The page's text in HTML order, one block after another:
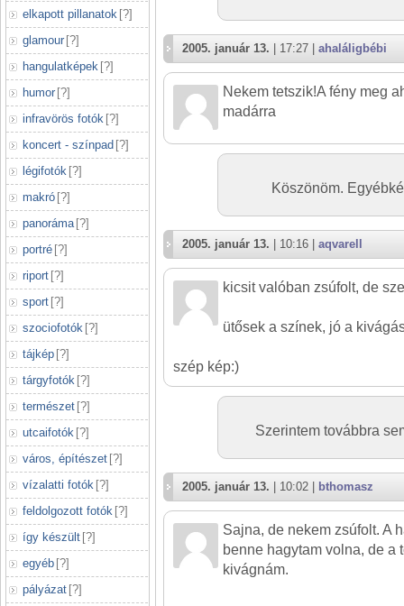
elkapott pillanatok [?]
glamour [?]
hangulatképek [?]
humor [?]
infravörös fotók [?]
koncert - színpad [?]
légifotók [?]
makró [?]
panoráma [?]
portré [?]
riport [?]
sport [?]
szociofotók [?]
tájkép [?]
tárgyfotók [?]
természet [?]
utcaifotók [?]
város, építészet [?]
vízalatti fotók [?]
feldolgozott fotók [?]
így készült [?]
egyéb [?]
pályázat [?]
2005. január 13. | 17:27 | ahaláligbébi
Nekem tetszik!A fény meg
madárra
Köszönöm.
2005. január 13. | 10:16 | aqvarell
kicsit valóban zsúfolt, de
ütősek a színek, jó a
szép kép:)
Szerintem továbbra
2005. január 13. | 10:02 | bthomasz
Sajna, de nekem zsúfolt. A
benne hagytam volna, de a
kivágnám.